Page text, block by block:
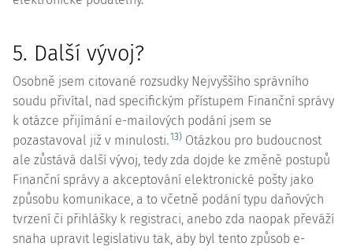
5. Další vývoj?
Osobně jsem citované rozsudky Nejvyššího správního
soudu přivítal, nad specifickým přístupem Finanční správy
k otázce přijímání e-mailových podání jsem se
pozastavoval již v minulosti.13) Otázkou pro budoucnost
ale zůstává další vývoj, tedy zda dojde ke změně postupů
Finanční správy a akceptování elektronické pošty jako
způsobu komunikace, a to včetně podání typu daňových
tvrzení či přihlášky k registraci, anebo zda naopak převáží
snaha upravit legislativu tak, aby byl tento způsob e-